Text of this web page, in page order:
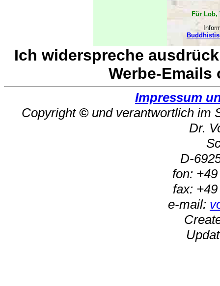
Für Lob,
Ich widerspreche
Werbe-Emails
Impressum
Copyright ©und verantwortlich im
Dr.
D-
fon:
fax:
e-mail: